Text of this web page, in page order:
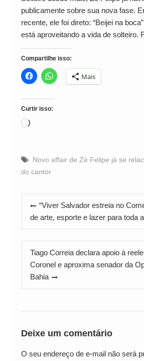
publicamente sobre sua nova fase.
recente, ele foi direto: “Beijei na
está aproveitando a vida de solteiro.
Compartilhe isso:
Mais
Curtir isso:
Carregando...
Novo affair de Zé Felipe já se
do cantor
Navegação
de
“Viver Salvador estreia no
de arte, esporte e lazer para toda
Tiago Correia declara apoio à
Coronel e aproxima senador da
Bahia
Deixe um comentário
O seu endereço de e-mail não será